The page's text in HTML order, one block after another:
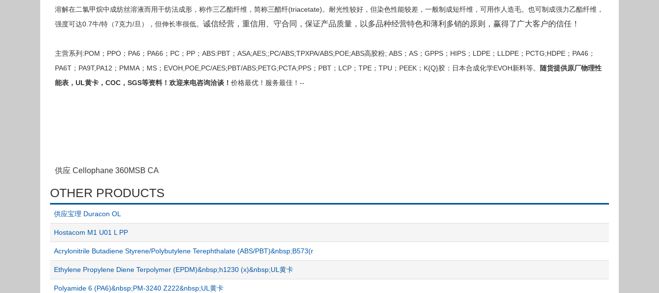
溶解在二氯甲烷中成纺丝溶液而用干纺法成形，称作三乙酯纤维，简称三醋纤(triacetate)。耐光性较好，但染色性能较差，一般制成短纤维，可用作人造毛。也可制成强力乙酯纤维，
强度可达0.7牛/特（7克力/旦），但伸长率很低。 诚信经营，重信用、守合同，保证产品质量，以多品种经营特色和薄利多销的原则，赢得了广大客户的信任！
主营系列:POM；PPO；PA6；PA66；PC；PP；ABS:PBT；ASA;AES;;PC/ABS;TPXPA/ABS;POE;ABS高胶粉; ABS；AS；GPPS；HIPS；LDPE；LLDPE；PCTG;HDPE；PA46；
PA6T；PA9T,PA12；PMMA；MS；EVOH,POE,PC/AES;PBT/ABS;PETG;PCTA;PPS；PBT；LCP；TPE；TPU；PEEK；K{Q}胶：日本合成化学EVOH新料等。
随货提供原厂物理性
能表，UL黄卡，COC，SGS等资料！欢迎来电咨询洽谈！ 价格最优！服务最佳！--
供应 Cellophane 360MSB CA
OTHER PRODUCTS
供应宝理 Duracon OL
Hostacom M1 U01 L PP
Acrylonitrile Butadiene Styrene/Polybutylene Terephthalate (ABS/PBT)&nbsp;B573(r
Ethylene Propylene Diene Terpolymer (EPDM)&nbsp;h1230 (x)&nbsp;UL黄卡
Polyamide 6 (PA6)&nbsp;PM-3240 Z222&nbsp;UL黄卡